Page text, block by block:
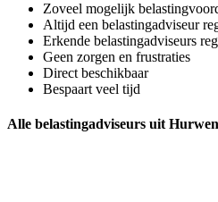
Zoveel mogelijk
Altijd een belastingadviseur
Erkende belastingadviseurs
Geen zorgen en frustraties
Direct beschikbaar
Bespaart veel tijd
Alle belastingadviseurs uit